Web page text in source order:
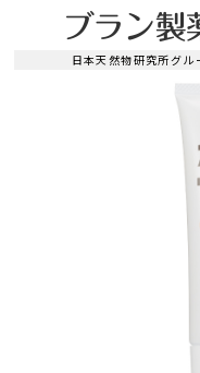
日本天然物研究所グル